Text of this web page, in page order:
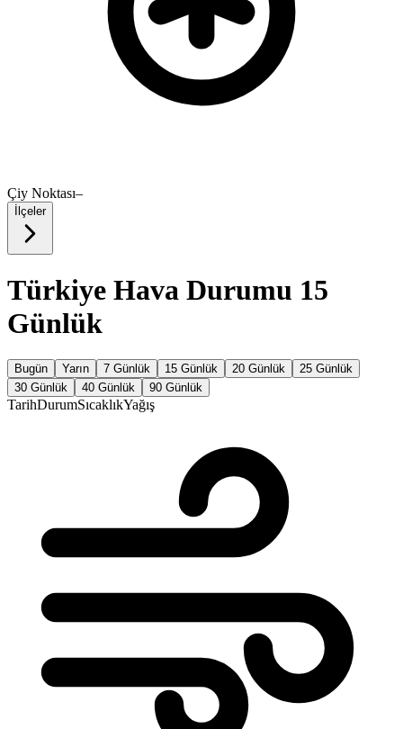
Çiy Noktası–
İlçeler
Türkiye Hava Durumu 15
Günlük
Bugün Yarın 7 Günlük 15 Günlük 20 Günlük
25 Günlük
30 Günlük
40 Günlük 90 Günlük
TarihDurumSıcaklıkYağış